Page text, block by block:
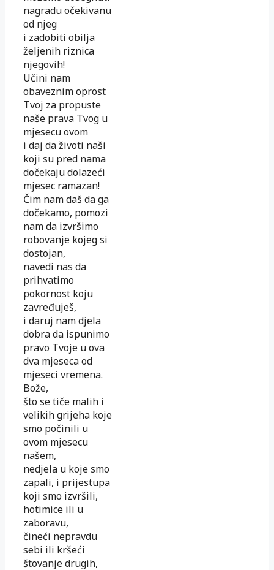
nagradu očekivanu
od njeg
i zadobiti obilja
željenih riznica
njegovih!
Učini nam
obaveznim oprost
Tvoj za propuste
naše prava Tvog u
mjesecu ovom
i daj da životi naši
koji su pred nama
dočekaju dolazeći
mjesec ramazan!
Čim nam daš da ga
dočekamo, pomozi
nam da izvršimo
robovanje kojeg si
dostojan,
navedi nas da
prihvatimo
pokornost koju
zavređuješ,
i daruj nam djela
dobra da ispunimo
pravo Tvoje u ova
dva mjeseca od
mjeseci vremena.
Bože,
što se tiče malih i
velikih grijeha koje
smo počinili u
ovom mjesecu
našem,
nedjela u koje smo
zapali, i prijestupa
koji smo izvršili,
hotimice ili u
zaboravu,
čineći nepravdu
sebi ili kršeći
štovanje drugih,